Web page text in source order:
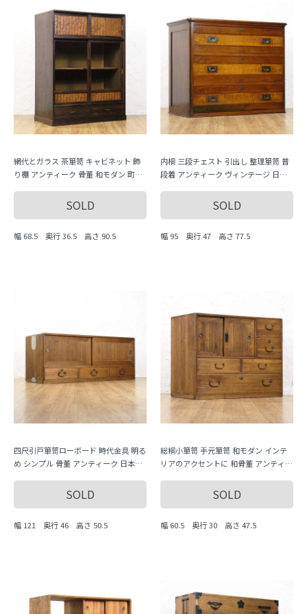
網代とガラス 茶箪笥 キャビネット 飾
り棚 アンティーク 骨董 和モダン 町屋
SOLD
幅 68.5 奥行 36.5 高さ 90.5
内桐 三段チェスト 引出し 整理箪笥 普
段着 アンティーク ヴィンテージ 日本
SOLD
幅 95 奥行 47 高さ 77.5
四尺引戸箪笥ローボード 時代金具 明る
め シンプル 骨董 アンティーク 日本製
SOLD
幅 121 奥行 46 高さ 50.5
総桐小箪笥 手元箪笥 和モダン インテ
リアのアクセントに 和骨董 アンティー
SOLD
幅 60.5 奥行 30 高さ 47.5